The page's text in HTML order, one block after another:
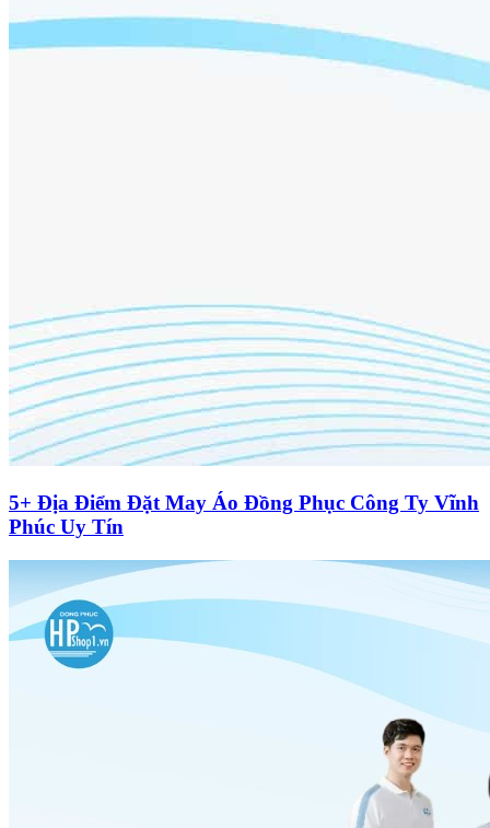
5+ Địa Điểm Đặt May Áo Đồng Phục Công Ty Vĩnh
Phúc Uy Tín